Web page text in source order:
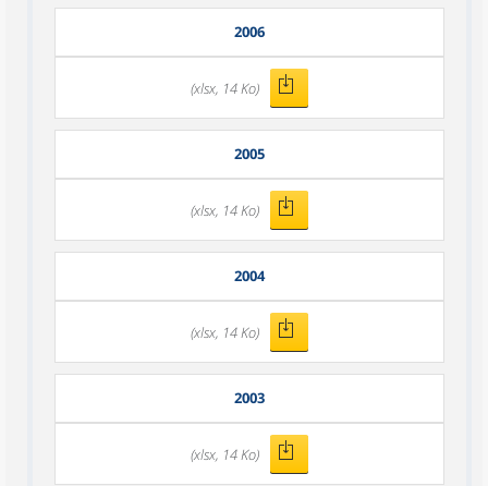
2006
(xlsx, 14 Ko)
2005
(xlsx, 14 Ko)
2004
(xlsx, 14 Ko)
2003
(xlsx, 14 Ko)